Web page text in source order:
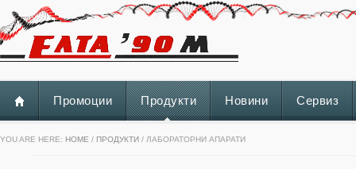
Промоции Продукти Новини Сервиз
YOU ARE HERE: HOME / ПРОДУКТИ / ЛАБОРАТОРНИ АПАРАТИ